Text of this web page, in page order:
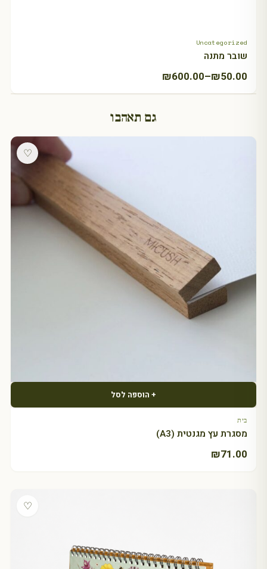
Uncategorized
שובר מתנה
₪50.00
–
₪600.00
טווח
מחירים:
גם תאהבו
♡
+ הוספה לסל
בית
מסגרת עץ מגנטית (A3)
₪71.00
♡